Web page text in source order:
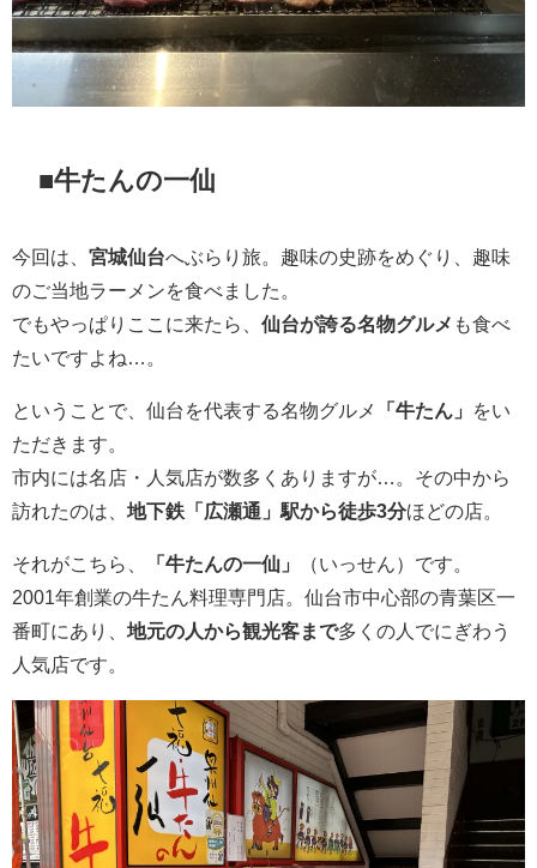
■牛たんの一仙
今回は、 宮城仙台へぶらり旅。趣味の史跡をめぐり、趣味
のご当地ラーメンを食べました。
でもやっぱりここに来たら、 仙台が誇る名物グルメ も食べ
たいですよね…。
ということで、仙台を代表する名物グルメ 「牛たん」
をい
ただきます。
市内には名店・人気店が数多くありますが…。その中から
訪れたのは、 地下鉄「広瀬通」駅から徒歩3分ほどの店。
それがこちら、 「牛たんの一仙」
（いっせん）です。
2001年創業の牛たん料理専門店。仙台市中心部の青葉区一
番町にあり、 地元の人から観光客まで多くの人でにぎわう
人気店です。